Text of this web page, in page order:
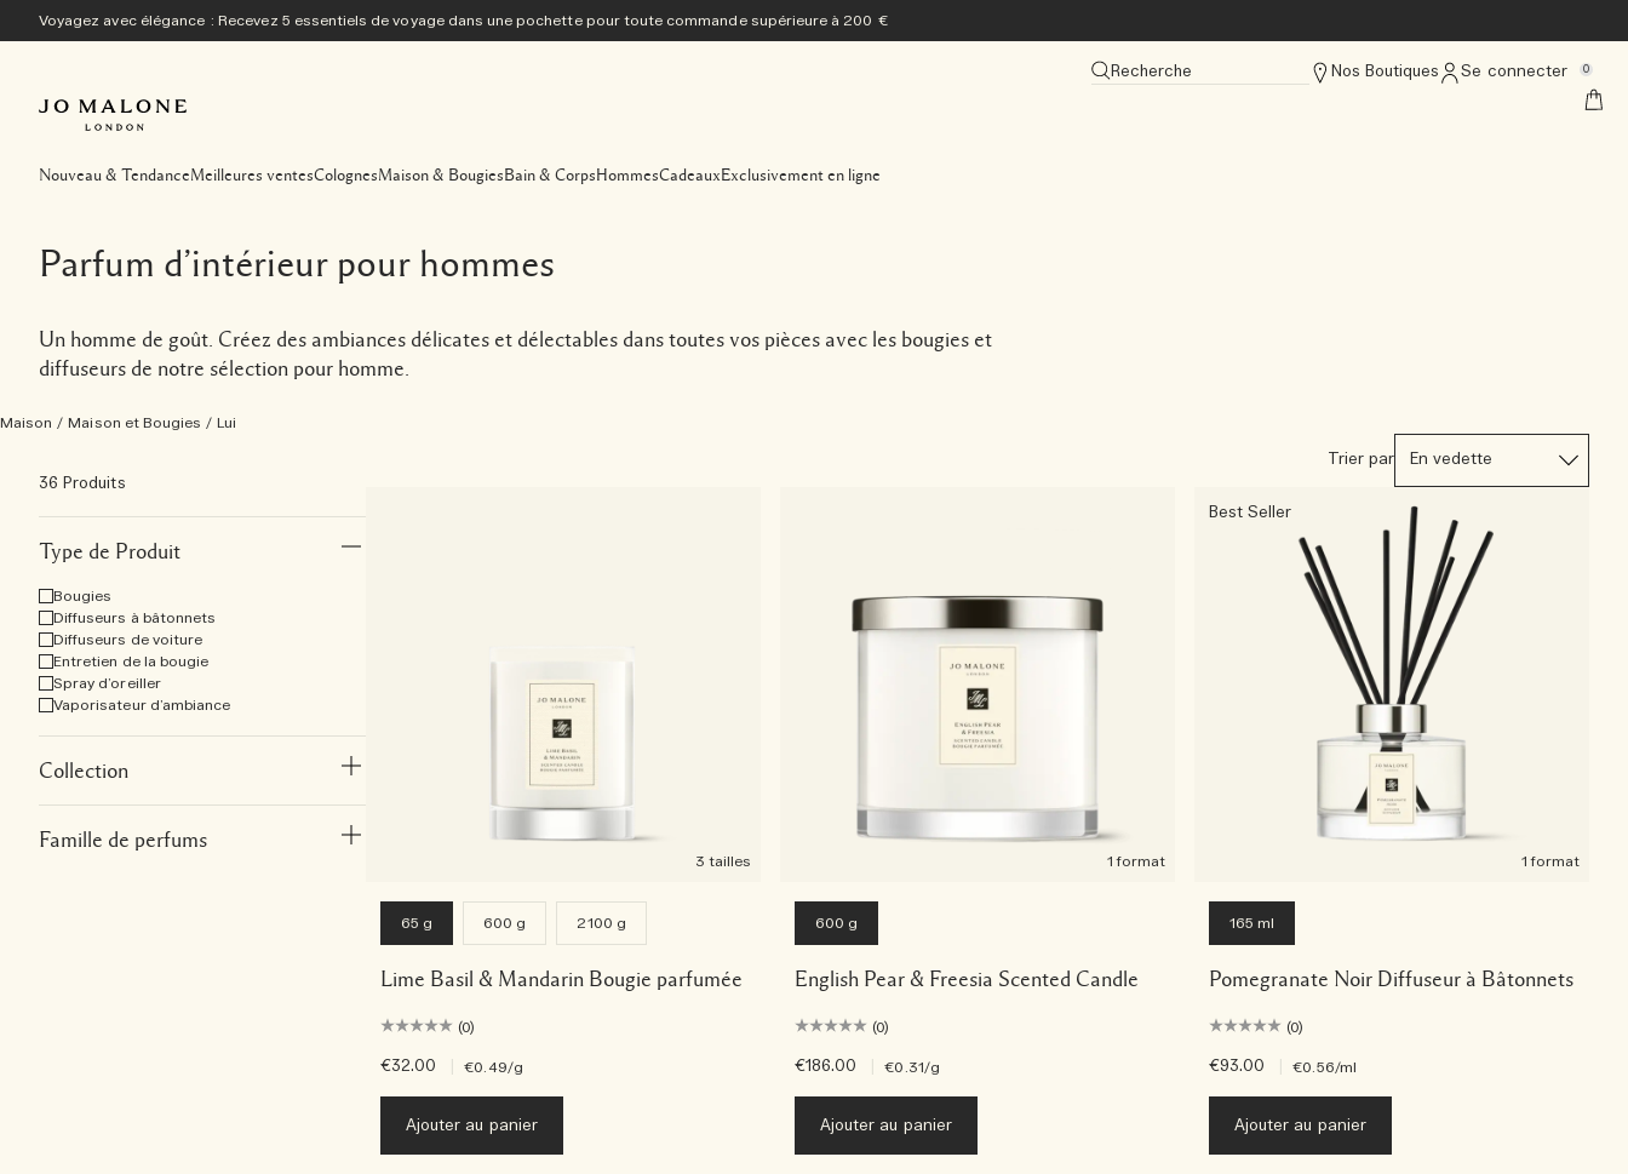
Voyagez avec élégance : Recevez 5 essentiels de voyage dans une pochette pour toute commande supérieure à 200 €
Recherche Nos Boutiques Se connecter 0
Nouveau & TendanceMeilleures ventesColognesMaison & BougiesBain & CorpsHommesCadeaux Exclusivement en ligne
Parfum d’intérieur pour hommes
Un homme de goût. Créez des ambiances délicates et délectables dans toutes vos pièces avec les bougies et
diffuseurs de notre sélection pour homme.
Maison / Maison et Bougies / Lui
36 Produits
Type de Produit
Bougies
Diffuseurs à bâtonnets
Diffuseurs de voiture
Entretien de la bougie
Spray d’oreiller
Vaporisateur d’ambiance
Collection
Famille de perfums
Trier par
3 tailles
65 g 600 g 2100 g
Lime Basil & Mandarin Bougie parfumée
(0)
€32.00 €0.49/g
Ajouter au panier
1 format
600 g
English Pear & Freesia Scented Candle
(0)
€186.00 €0.31/g
Ajouter au panier
Best Seller
1 format
165 ml
Pomegranate Noir Diffuseur à Bâtonnets
(0)
€93.00 €0.56/ml
Ajouter au panier